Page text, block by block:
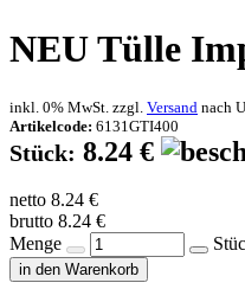
NEUTülle
inkl. 0% MwSt. zzgl. Versand nach
Artikelcode: 6131GTI400
Stück: 8.24 €
netto 8.24 €
brutto 8.24 €
Menge
in den Warenkorb